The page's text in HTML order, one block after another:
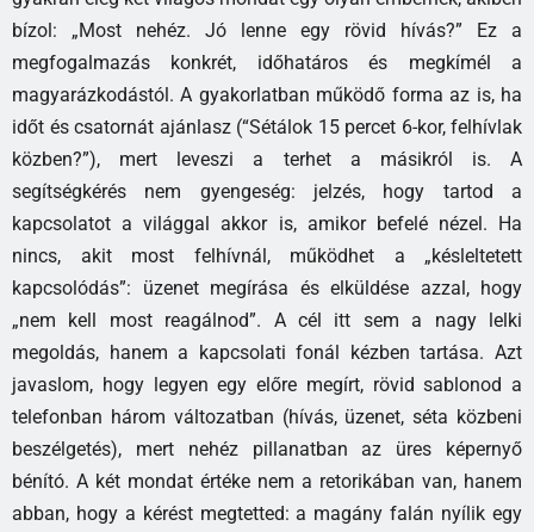
bízol: „Most nehéz. Jó lenne egy rövid hívás?” Ez a
megfogalmazás konkrét, időhatáros és megkímél a
magyarázkodástól. A gyakorlatban működő forma az is, ha
időt és csatornát ajánlasz (“Sétálok 15 percet 6-kor, felhívlak
közben?”), mert leveszi a terhet a másikról is. A
segítségkérés nem gyengeség: jelzés, hogy tartod a
kapcsolatot a világgal akkor is, amikor befelé nézel. Ha
nincs, akit most felhívnál, működhet a „késleltetett
kapcsolódás”: üzenet megírása és elküldése azzal, hogy
„nem kell most reagálnod”. A cél itt sem a nagy lelki
megoldás, hanem a kapcsolati fonál kézben tartása. Azt
javaslom, hogy legyen egy előre megírt, rövid sablonod a
telefonban három változatban (hívás, üzenet, séta közbeni
beszélgetés), mert nehéz pillanatban az üres képernyő
bénító. A két mondat értéke nem a retorikában van, hanem
abban, hogy a kérést megtetted: a magány falán nyílik egy